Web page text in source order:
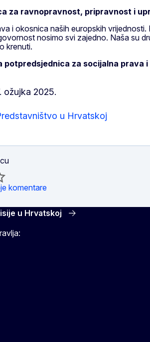
za ravnopravnost, pripravnost i
i okosnica naših europskih
nosimo svi zajedno. Naša su
krenuti.
potpredsjednica za socijalna
ožujka 2025.
u Hrvatskoj
komentare
u Hrvatskoj